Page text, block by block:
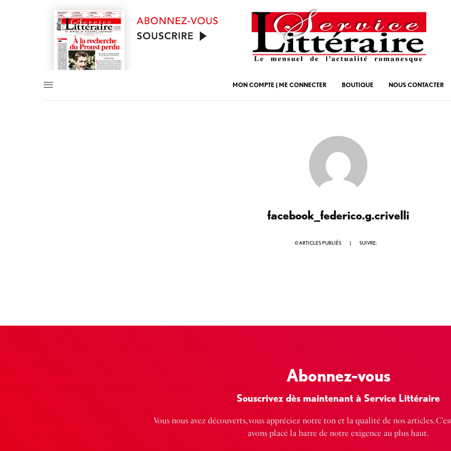
MON COMPTE | ME CONNECTER BOUTIQUE NOUS CONTACTER
facebook_federico.g.crivelli
0 ARTICLES PUBLIÉS | SUIVRE:
Abonnez-vous
Souscrivez dès maintenant à Service Littéraire
Vous nous avez découverts, vous appréciez notre ton et la qualité de nos articles.
avons placé la barre de notre exigence au plus haut.